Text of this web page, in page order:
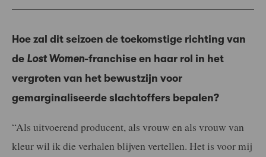
Hoe zal dit seizoen de toekomstige richting van
de Lost Women-franchise en haar rol in het
vergroten van het bewustzijn voor
gemarginaliseerde slachtoffers bepalen?
“Als uitvoerend producent, als vrouw en als vrouw van
kleur wil ik die verhalen blijven vertellen. Het is voor mij